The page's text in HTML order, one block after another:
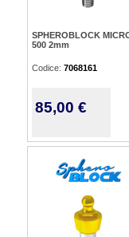
SPHEROBLOCK
500 2mm
Codice: 7068161
85,00 €